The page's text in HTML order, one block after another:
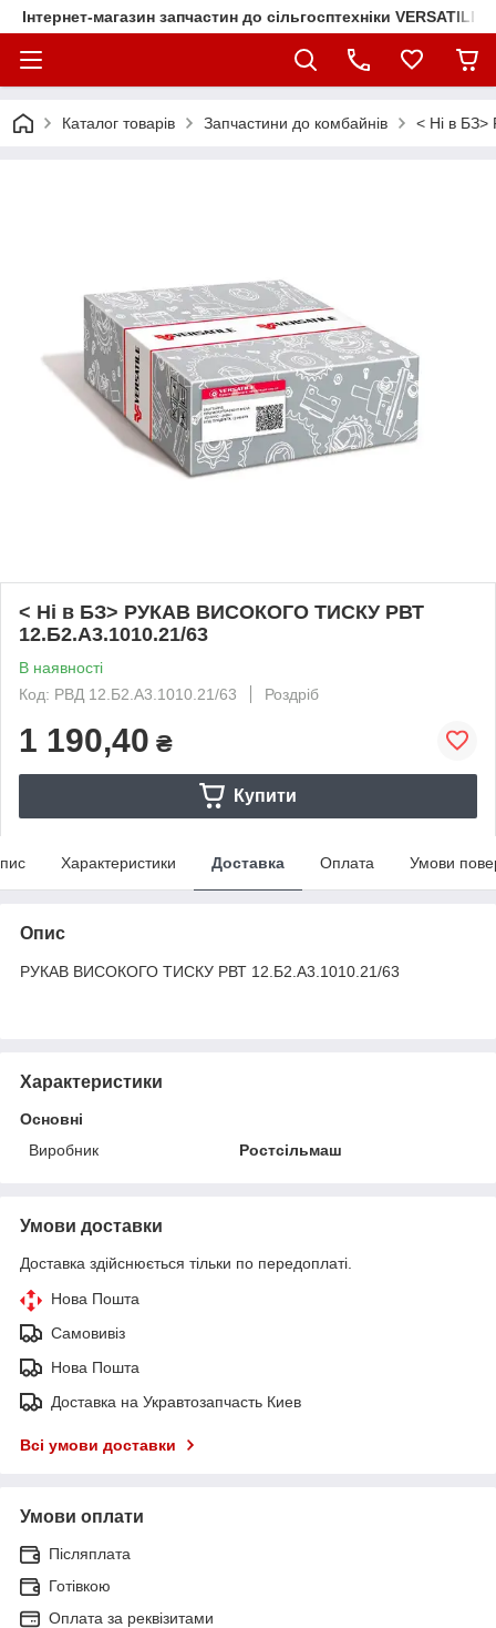
Інтернет-магазин запчастин до сільгосптехніки VERSATILE
Каталог товарів Запчастини до комбайнів < Ні в
< Ні в БЗ> РУКАВ ВИСОКОГО ТИСКУ РВТ
12.Б2.А3.1010.21/63
В наявності
Код: РВД 12.Б2.А3.1010.21/63
Роздріб
1 190,40 ₴
Купити
Характеристики Доставка Оплата Умови
Опис
РУКАВ ВИСОКОГО ТИСКУ РВТ 12.Б2.А3.1010.21/63
Характеристики
Основні
Виробник
Ростсільмаш
Умови доставки
Доставка здійснюється тільки по передоплаті.
Нова Пошта
Самовивіз
Нова Пошта
Доставка на Укравтозапчасть Киев
Всі умови доставки
Умови оплати
Післяплата
Готівкою
Оплата за реквізитами